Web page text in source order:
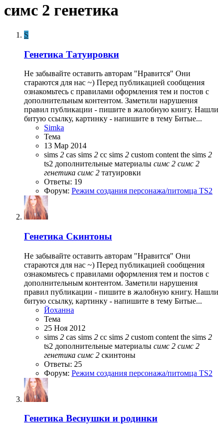
симс 2 генетика
S
Генетика Татуировки
Не забывайте оставить авторам "Нравится" Они
стараются для нас ~) Перед публикацией сообщения
ознакомьтесь с правилами оформления тем и постов с
дополнительным контентом. Заметили нарушения
правил публикации - пишите в жалобную книгу. Нашли
битую ссылку, картинку - напишите в тему Битые...
Simka
Тема
13 Мар 2014
sims 2 cas sims 2 cc sims 2 custom content the sims 2
ts2 дополнительные материалы симс 2 симс 2
генетика симс 2 татуировки
Ответы: 19
Форум: Режим создания персонажа/питомца TS2
Генетика Скинтоны
Не забывайте оставить авторам "Нравится" Они
стараются для нас ~) Перед публикацией сообщения
ознакомьтесь с правилами оформления тем и постов с
дополнительным контентом. Заметили нарушения
правил публикации - пишите в жалобную книгу. Нашли
битую ссылку, картинку - напишите в тему Битые...
Йоханна
Тема
25 Ноя 2012
sims 2 cas sims 2 cc sims 2 custom content the sims 2
ts2 дополнительные материалы симс 2 симс 2
генетика симс 2 скинтоны
Ответы: 25
Форум: Режим создания персонажа/питомца TS2
Генетика Веснушки и родинки